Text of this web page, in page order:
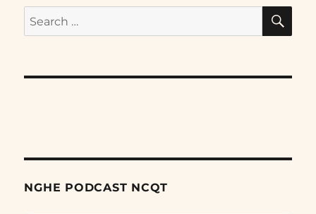
Search
for:
NGHE PODCAST NCQT